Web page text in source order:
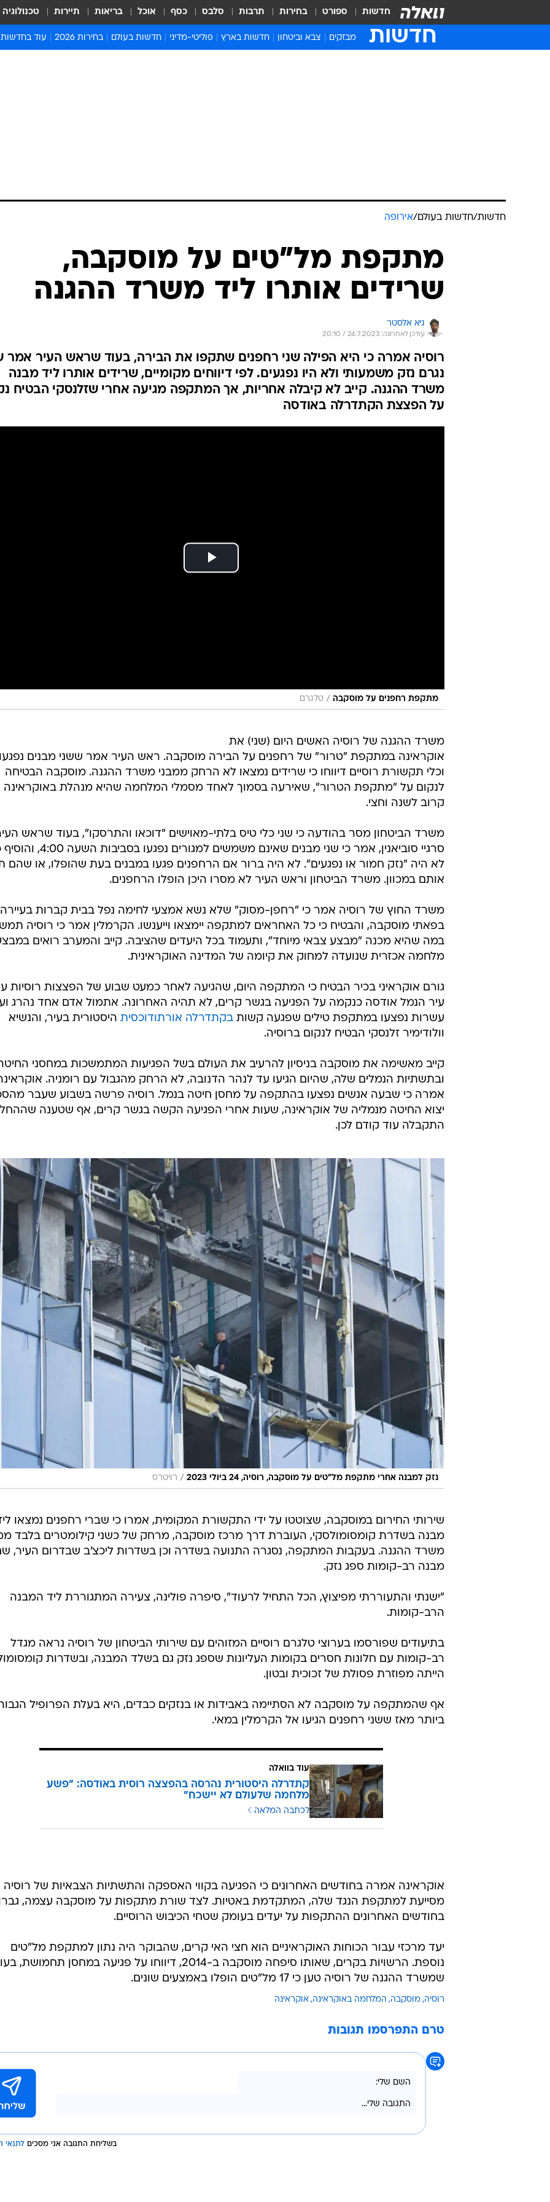
חדשות ספורט בחירות תרבות סלבס כסף אוכל בריאות תיירות טכנולוגיה
חדשות מבזקים צבא וביטחון חדשות בארץ פוליטי-מדיני חדשות בעולם בחירות 2026 עוד בחדשות
המייל האדום
חדשות/חדשות בעולם/אירופה
מתקפת מל"טים על מוסקבה,
שרידים אותרו ליד משרד ההגנה
גיא אלסטר
עודכן לאחרונה: 24.7.2023 / 20:10
רוסיה אמרה כי היא הפילה שני רחפנים שתקפו את הבירה, בעוד שראש העיר אמר
נגרם נזק משמעותי ולא היו נפגעים. לפי דיווחים מקומיים, שרידים אותרו ליד מבנה
משרד ההגנה. קייב לא קיבלה אחריות, אך המתקפה מגיעה אחרי שזלנסקי הבטיח
על הפצצת הקתדרלה באודסה
מתקפת רחפנים על מוסקבה / טלגרם
משרד ההגנה של רוסיה האשים היום (שני) את
אוקראינה במתקפת "טרור" של רחפנים על הבירה מוסקבה. ראש העיר אמר ששני מבנים
וכלי תקשורת רוסיים דיווחו כי שרידים נמצאו לא הרחק ממבני משרד ההגנה. מוסקבה הבטיחה
לנקום על "מתקפת הטרור", שאירעה בסמוך לאחד מסמלי המלחמה שהיא מנהלת באוקראינה
קרוב לשנה וחצי.
משרד הביטחון מסר בהודעה כי שני כלי טיס בלתי-מאוישים "דוכאו והתרסקו", בעוד שראש
סרגיי סוביאנין, אמר כי שני מבנים שאינם משמשים למגורים נפגעו בסביבות
לא היה "נזק חמור או נפגעים". לא היה ברור אם הרחפנים פגעו במבנים בעת שהופלו, או שהם
אותם במכוון. משרד הביטחון וראש העיר לא מסרו היכן הופלו הרחפנים.
משרד החוץ של רוסיה אמר כי "רחפן-מסוק" שלא נשא אמצעי לחימה נפל בבית קברות בעיירה
בפאתי מוסקבה, והבטיח כי כל האחראים למתקפה יימצאו וייענשו. הקרמלין אמר כי רוסיה
במה שהיא מכנה "מבצע צבאי מיוחד", ותעמוד בכל היעדים שהציבה. קייב והמערב רואים
מלחמה אכזרית שנועדה למחוק את קיומה של המדינה האוקראינית.
גורם אוקראיני בכיר הבטיח כי המתקפה היום, שהגיעה לאחר כמעט שבוע של הפצצות רוסיות
עיר הנמל אודסה כנקמה על הפגיעה בגשר קרים, לא תהיה האחרונה. אתמול אדם אחד נהרג
עשרות נפצעו במתקפת טילים שפגעה קשות בקתדרלה אורתודוכסית היסטורית בעיר, והנשיא
וולודימיר זלנסקי הבטיח לנקום ברוסיה.
קייב מאשימה את מוסקבה בניסיון להרעיב את העולם בשל הפגיעות המתמשכות במחסני
ובתשתיות הנמלים שלה, שהיום הגיעו עד לנהר הדנובה, לא הרחק מהגבול עם רומניה.
אמרה כי שבעה אנשים נפצעו בהתקפה על מחסן חיטה בנמל. רוסיה פרשה בשבוע שעבר
יצוא החיטה מנמליה של אוקראינה, שעות אחרי הפגיעה הקשה בגשר קרים, אף שטענה
התקבלה עוד קודם לכן.
נזק למבנה אחרי מתקפת מל"טים על מוסקבה, רוסיה, 24 ביולי 2023 / רויטרס
שירותי החירום במוסקבה, שצוטטו על ידי התקשורת המקומית, אמרו כי שברי רחפנים נמצאו
מבנה בשדרת קומסומולסקי, העוברת דרך מרכז מוסקבה, מרחק של כשני קילומטרים בלבד
משרד ההגנה. בעקבות המתקפה, נסגרה התנועה בשדרה וכן בשדרות ליכצ'ב שבדרום העיר,
מבנה רב-קומות ספג נזק.
"ישנתי והתעוררתי מפיצוץ, הכל התחיל לרעוד", סיפרה פולינה, צעירה המתגוררת ליד המבנה
הרב-קומות.
בתיעודים שפורסמו בערוצי טלגרם רוסיים המזוהים עם שירותי הביטחון של רוסיה נראה מגדל
רב-קומות עם חלונות חסרים בקומות העליונות שספג נזק גם בשלד המבנה, ובשדרות
הייתה מפוזרת פסולת של זכוכית ובטון.
אף שהמתקפה על מוסקבה לא הסתיימה באבידות או בנזקים כבדים, היא בעלת הפרופיל
ביותר מאז ששני רחפנים הגיעו אל הקרמלין במאי.
עוד בוואלה
קתדרלה היסטורית נהרסה בהפצצה רוסית באודסה: "פשע
מלחמה שלעולם לא יישכח"
לכתבה המלאה
אוקראינה אמרה בחודשים האחרונים כי הפגיעה בקווי האספקה והתשתיות הצבאיות של רוסיה
מסייעת למתקפת הנגד שלה, המתקדמת באטיות. לצד שורת מתקפות על מוסקבה עצמה,
בחודשים האחרונים ההתקפות על יעדים בעומק שטחי הכיבוש הרוסיים.
יעד מרכזי עבור הכוחות האוקראיניים הוא חצי האי קרים, שהבוקר היה נתון למתקפת מל"טים
נוספת. הרשויות בקרים, שאותו סיפחה מוסקבה ב-2014, דיווחו על פגיעה במחסן תחמושת,
שמשרד ההגנה של רוסיה טען כי 17 מל"טים הופלו באמצעים שונים.
רוסיה מוסקבה המלחמה באוקראינה אוקראינה
טרם התפרסמו תגובות
בשליחת התגובה אני מסכים לתנאי